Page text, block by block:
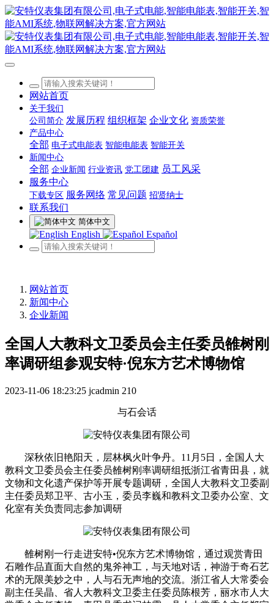
网站首页
关于我们
公司简介 发展历程 组织框架 企业文化 资质荣誉
产品中心
全部 电子式电能表 智能电能表 智能开关
新闻中心
全部 企业新闻 行业资讯 党工团建 员工风采
服务中心
下载专区 服务网络 常见问题 招贤纳士
联系我们
简体中文
English Español
网站首页
新闻中心
企业新闻
全国人大教科文卫委员会主任委员雒树刚
率调研组参观安特·倪东方艺术博物馆
2023-11-06 18:23:25 jcadmin 210
与石会话
深秋依旧艳阳天，层林枫火叶争丹。11月5日，全国人大
教科文卫委员会主任委员雒树刚率调研组抵浙江省青田县，就
文物和文化遗产保护等开展专题调研，全国人大教科文卫委副
主任委员郑卫平、古小玉，委员李巍和教科文卫委办公室、文
化室有关负责同志参加调研
雒树刚一行走进安特•倪东方艺术博物馆，通过观赏青田
石雕作品直面大自然的鬼斧神工，与天地对话，神游于奇石艺
术的无限美妙之中，人与石无声地的交流。浙江省人大常委会
副主任吴晶、省人大教科文卫委主任委员陈根芳，丽水市人大